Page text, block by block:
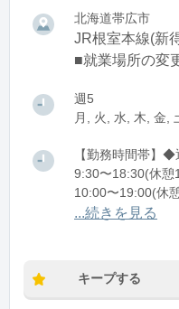
北海道帯広市
JR根室本線(新
■就業場所の変
週5
月, 火, 水, 木, 金,
【勤務時間帯】
9:30〜18:30(休憩
10:00〜19:00(休
11:00〜20:00(休
...続きを見る
キープする